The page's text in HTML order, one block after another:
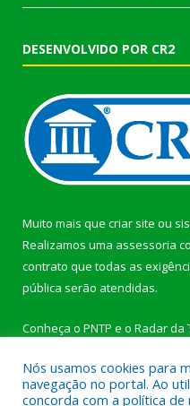
DESENVOLVIDO POR CR2
Muito mais que criar site ou
Realizamos uma assessoria
contrato que todas as
pública serão atendidas.
Conheça o PNTP e o Radar da
Nós usamos cookies para
navegação no portal. Ao
concorda com a política